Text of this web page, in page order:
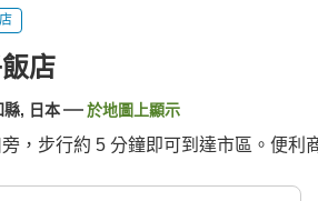
店
縣, 日本 於地圖上顯示
，步行約 5 分鐘即可到達市區。便利